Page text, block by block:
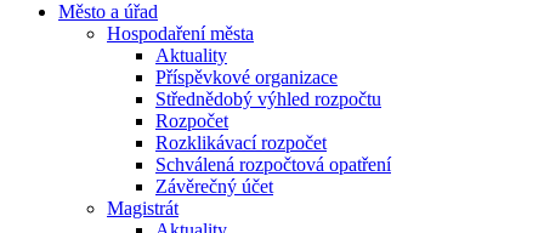
Město a úřad
Hospodaření města
Aktuality
Příspěvkové organizace
Střednědobý výhled rozpočtu
Rozpočet
Rozklikávací rozpočet
Schválená rozpočtová opatření
Závěrečný účet
Magistrát